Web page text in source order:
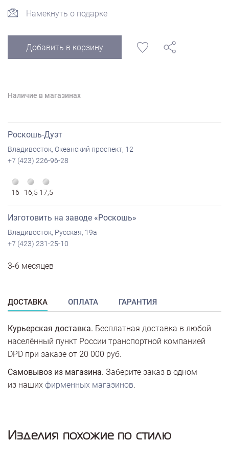
Намекнуть о подарке
Добавить в корзину
Наличие в магазинах
Роскошь-Дуэт
Владивосток, Океанский проспект, 12
+7 (423) 226-96-28
16 16,5 17,5
Изготовить на заводе «Роскошь»
Владивосток, Русская, 19а
+7 (423) 231-25-10
3-6 месяцев
ДОСТАВКА ОПЛАТА ГАРАНТИЯ
Курьерская доставка. Бесплатная доставка в любой
населённый пункт России транспортной компанией
DPD при заказе от 20 000 руб.
Самовывоз из магазина. Заберите заказ в одном
из наших фирменных магазинов.
Изделия похожие по стилю